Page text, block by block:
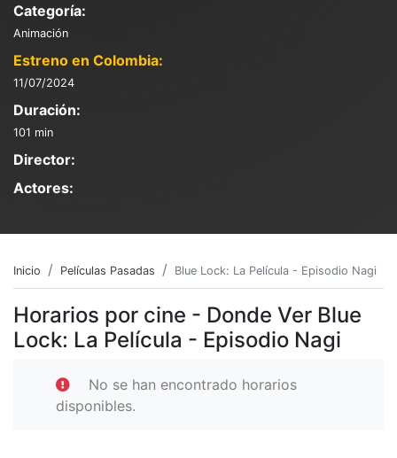
Categoría:
Animación
Estreno en Colombia:
11/07/2024
Duración:
101 min
Director:
Actores:
Inicio Películas Pasadas Blue Lock: La Película - Episodio Nagi
Horarios por cine - Donde Ver Blue
Lock: La Película - Episodio Nagi
No se han encontrado horarios
disponibles.